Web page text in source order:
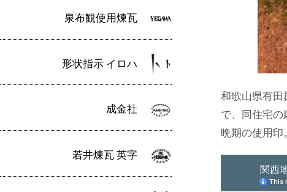
泉布観使用煉瓦
形状指示 イロハ
成金社
若井煉瓦 英字
和歌山県有
で、同住宅
晩期の使用印